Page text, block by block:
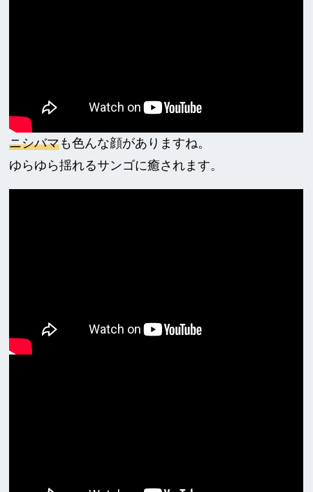
ニシバマも色んな顔がありますね。
ゆらゆら揺れるサンゴに癒されます。